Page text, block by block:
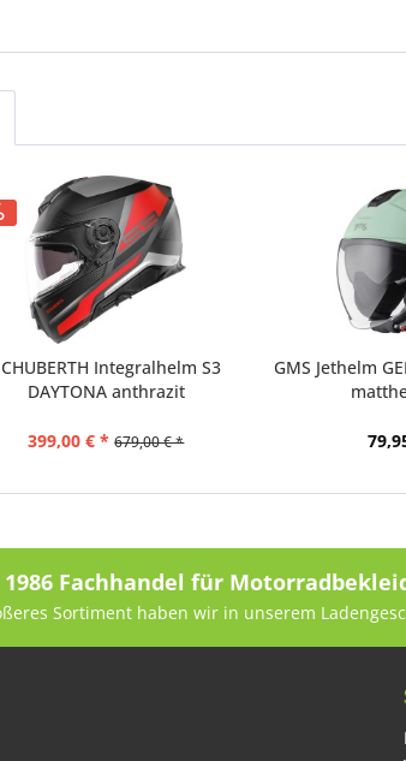
Integralhelm S3
DAYTONA anthrazit
399,00 € * 679,00 € *
GMS Jethelm
Fachhandel für
Sortiment haben wir in unserem